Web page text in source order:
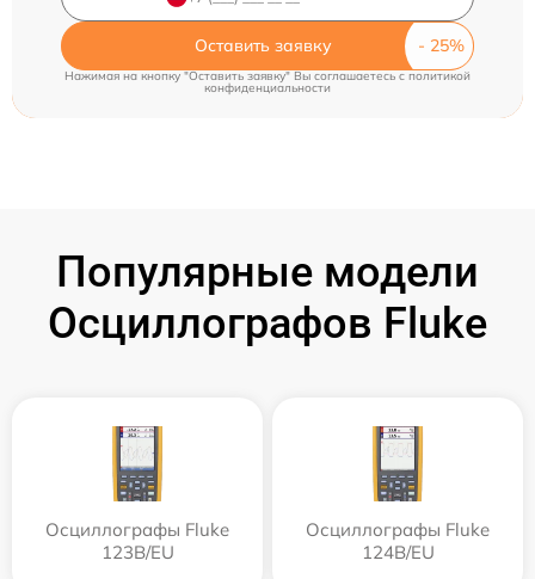
Оставить заявку
Нажимая на кнопку "Оставить заявку" Вы соглашаетесь cполитикой
конфиденциальности
Популярные модели
Осциллографов Fluke
Осциллографы Fluke
123B/EU
Осциллографы Fluke
124B/EU